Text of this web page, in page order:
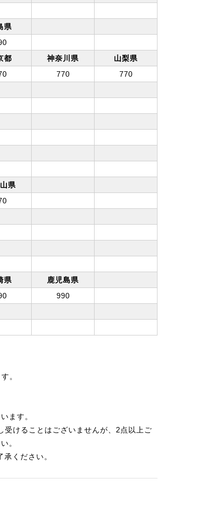
県
都 神奈川県
山梨県
770 770
県
県
鹿児島県
990
。
ます。
けることはございませんが、2点以上ご
。
ください。